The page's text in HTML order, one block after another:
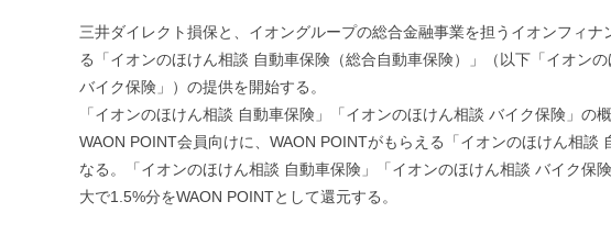
三井ダイレクト損保と、イオングループの総合金融事業を担うイオンフィ
る「イオンのほけん相談 自動車保険（総合自動車保険）」（以下「イオン
バイク保険」）の提供を開始する。
「イオンのほけん相談 自動車保険」「イオンのほけん相談 バイク保険」の
WAON POINT会員向けに、WAON POINTがもらえる「イオンのほけん相
なる。「イオンのほけん相談 自動車保険」「イオンのほけん相談 バイク
大で1.5%分をWAON POINTとして還元する。